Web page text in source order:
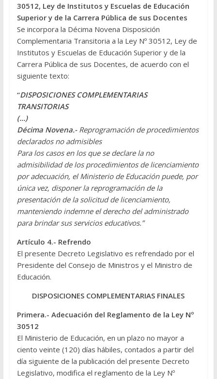
30512, Ley de Institutos y Escuelas de Educación
Superior y de la Carrera Pública de sus Docentes
Se incorpora la Décima Novena Disposición
Complementaria Transitoria a la Ley Nº 30512, Ley de
Institutos y Escuelas de Educación Superior y de la
Carrera Pública de sus Docentes, de acuerdo con el
siguiente texto:
“DISPOSICIONES COMPLEMENTARIAS
TRANSITORIAS
(…)
Décima Novena.- Reprogramación de procedimientos
declarados no admisibles
Para los casos en los que se declare la no
admisibilidad de los procedimientos de licenciamiento
por adecuación, el Ministerio de Educación puede, por
única vez, disponer la reprogramación de la
presentación de la solicitud de licenciamiento,
manteniendo indemne el derecho del administrado
para brindar sus servicios educativos.”
Artículo 4.- Refrendo
El presente Decreto Legislativo es refrendado por el
Presidente del Consejo de Ministros y el Ministro de
Educación.
DISPOSICIONES COMPLEMENTARIAS FINALES
Primera.- Adecuación del Reglamento de la Ley Nº
30512
El Ministerio de Educación, en un plazo no mayor a
ciento veinte (120) días hábiles, contados a partir del
día siguiente de la publicación del presente Decreto
Legislativo, modifica el reglamento de la Ley Nº